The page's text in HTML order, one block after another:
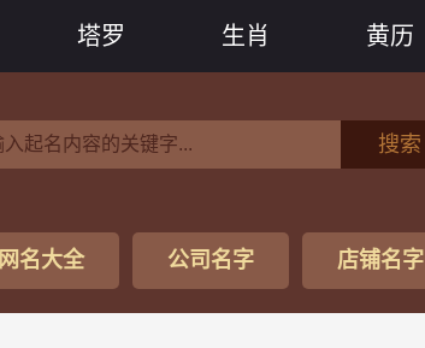
塔罗 生肖 黄历
搜索
网名大全 公司名字 店铺名字